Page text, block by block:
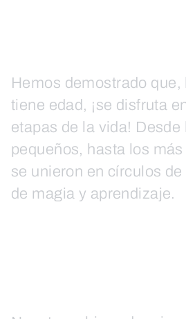
Hemos demostrado que,
tiene edad, ¡se disfruta
etapas de la vida! Desde
pequeños, hasta los
se unieron en círculos
de magia y aprendizaje.